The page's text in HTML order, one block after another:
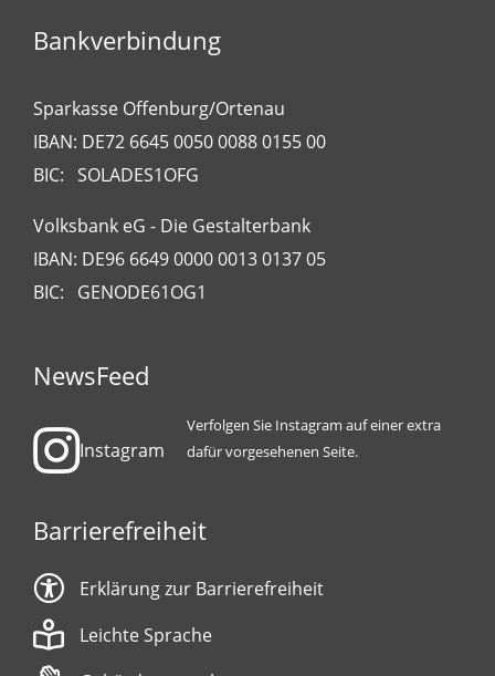
Bankverbindung
Sparkasse Offenburg/Ortenau
IBAN: DE72 6645 0050 0088 0155 00
BIC: SOLADES1OFG
Volksbank eG - Die Gestalterbank
IBAN: DE96 6649 0000 0013 0137 05
BIC: GENODE61OG1
NewsFeed
Instagram
Verfolgen Sie Instagram auf einer extra
dafür vorgesehenen Seite.
Barrierefreiheit
Erklärung zur Barrierefreiheit
Leichte Sprache